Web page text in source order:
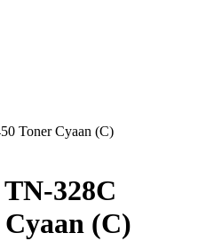
Toner Cyaan (C)
328C
(C)